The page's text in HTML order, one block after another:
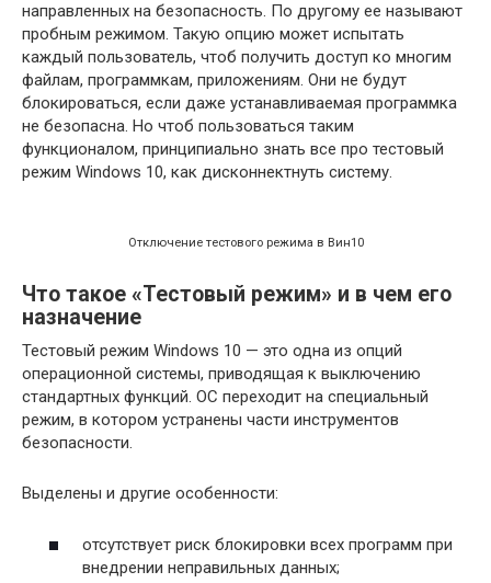
направленных на безопасность. По другому ее называют
пробным режимом. Такую опцию может испытать
каждый пользователь, чтоб получить доступ ко многим
файлам, программкам, приложениям. Они не будут
блокироваться, если даже устанавливаемая программка
не безопасна. Но чтоб пользоваться таким
функционалом, принципиально знать все про тестовый
режим Windows 10, как дисконнектнуть систему.
Отключение тестового режима в Вин10
Что такое «Тестовый режим» и в чем его
назначение
Тестовый режим Windows 10 — это одна из опций
операционной системы, приводящая к выключению
стандартных функций. ОС переходит на специальный
режим, в котором устранены части инструментов
безопасности.
Выделены и другие особенности:
отсутствует риск блокировки всех программ при
внедрении неправильных данных;